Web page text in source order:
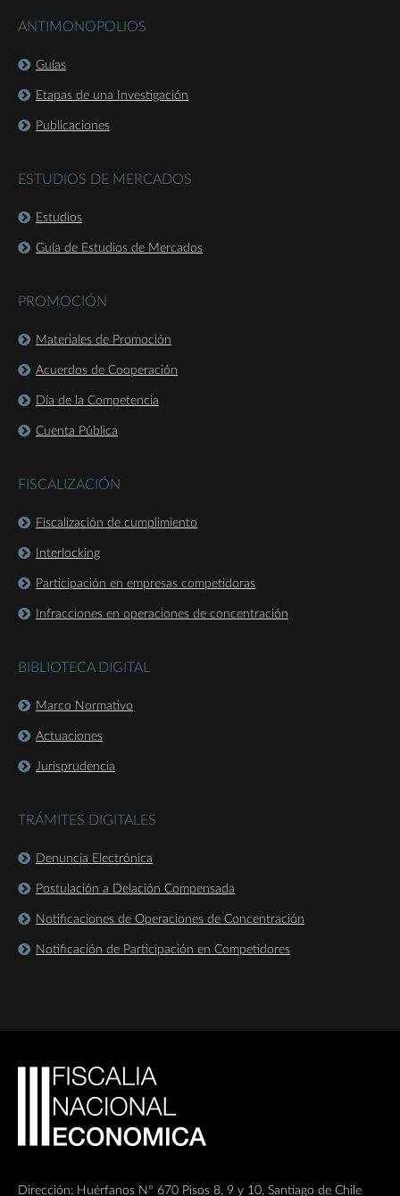
ANTIMONOPOLIOS
Guías
Etapas de una Investigación
Publicaciones
ESTUDIOS DE MERCADOS
Estudios
Guía de Estudios de Mercados
PROMOCIÓN
Materiales de Promoción
Acuerdos de Cooperación
Día de la Competencia
Cuenta Pública
FISCALIZACIÓN
Fiscalización de cumplimiento
Interlocking
Participación en empresas competidoras
Infracciones en operaciones de concentración
BIBLIOTECA DIGITAL
Marco Normativo
Actuaciones
Jurisprudencia
TRÁMITES DIGITALES
Denuncia Electrónica
Postulación a Delación Compensada
Notificaciones de Operaciones de Concentración
Notificación de Participación en Competidores
Dirección: Huérfanos Nº 670 Pisos 8, 9 y 10, Santiago de Chile